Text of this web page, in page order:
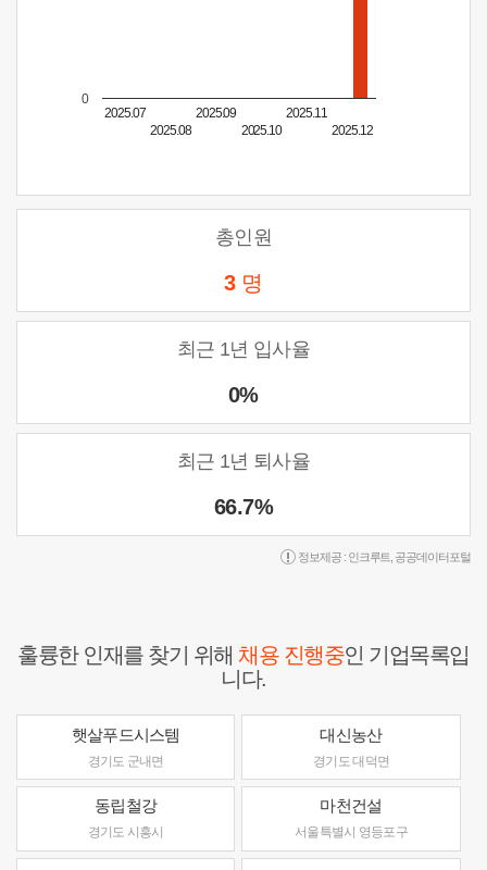
2025.07
2025.08
2025.09
2025.10
2025.11
2025.12
0
총인원
3 명
최근 1년 입사율
0%
최근 1년 퇴사율
66.7%
정보제공 : 인크루트 공공데이터포털
훌륭한 인재를 찾기 위해채용 진행중인 기업목록입
니다.
햇살푸드시스템
경기도 군내면
대신농산
경기도 대덕면
동립철강
경기도 시흥시
마천건설
서울특별시 영등포구